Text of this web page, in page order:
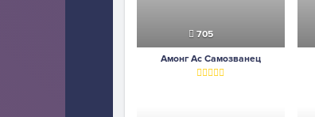
705
Амонг Ас Самозванец